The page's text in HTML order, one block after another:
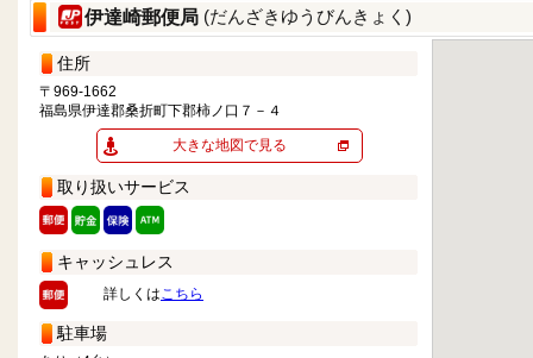
伊達崎郵便局 (だんざきゆうびんきょく)
住所
〒969-1662
福島県伊達郡桑折町下郡柿ノ口７－４
大きな地図で見る
取り扱いサービス
キャッシュレス
詳しくはこちら
駐車場